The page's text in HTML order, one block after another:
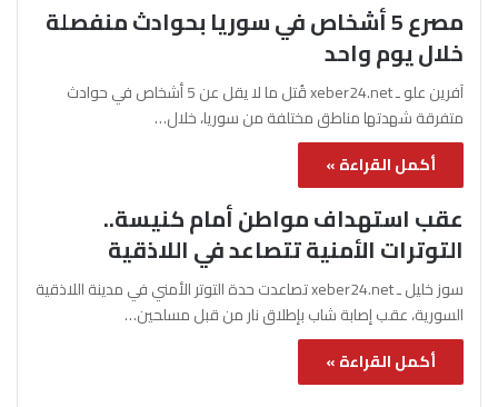
مصرع 5 أشخاص في سوريا بحوادث منفصلة
خلال يوم واحد
آفرين علو ـ xeber24.net قُتل ما لا يقل عن 5 أشخاص في حوادث
متفرقة شهدتها مناطق مختلفة من سوريا، خلال…
أكمل القراءة »
عقب استهداف مواطن أمام كنيسة..
التوترات الأمنية تتصاعد في اللاذقية
سوز خليل ـ xeber24.net تصاعدت حدة التوتر الأمني في مدينة اللاذقية
السورية، عقب إصابة شاب بإطلاق نار من قبل مسلحين…
أكمل القراءة »